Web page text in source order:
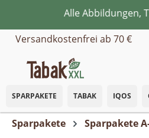
Zum Hauptinhalt springen
Alle Abbildungen,
Versandkostenfrei ab 70 €
SPARPAKETE TABAK IQOS
Sparpakete Sparpakete